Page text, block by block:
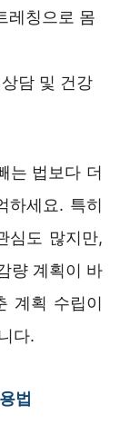
레칭으로 몸
담 및 건강
는 법보다 더
하세요. 특히
심도 많지만,
량 계획이 바
계획 수립이
다.
법